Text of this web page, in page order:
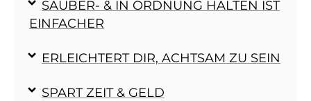
SAUBER- & IN ORDNUNG HALTEN IST
EINFACHER
ERLEICHTERT DIR, ACHTSAM ZU SEIN
SPART ZEIT & GELD